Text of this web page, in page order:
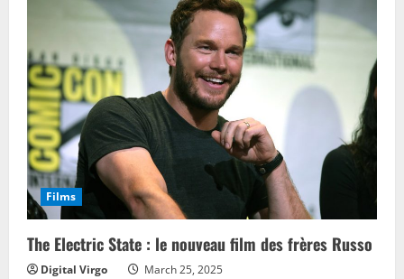
Films
The Electric State : le nouveau film des frères Russo
Digital Virgo March 25, 2025